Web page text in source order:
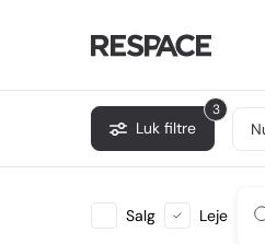
3
Luk filtre
Salg Leje